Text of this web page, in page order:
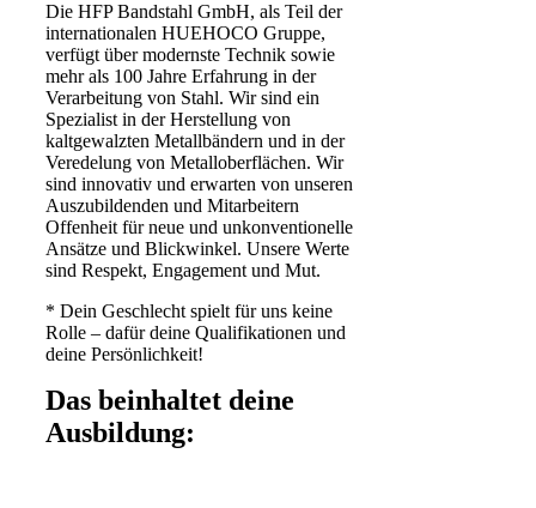
Die HFP Bandstahl GmbH, als Teil der
internationalen HUEHOCO Gruppe,
verfügt über modernste Technik sowie
mehr als 100 Jahre Erfahrung in der
Verarbeitung von Stahl. Wir sind ein
Spezialist in der Herstellung von
kaltgewalzten Metallbändern und in der
Veredelung von Metalloberflächen. Wir
sind innovativ und erwarten von unseren
Auszubildenden und Mitarbeitern
Offenheit für neue und unkonventionelle
Ansätze und Blickwinkel. Unsere Werte
sind Respekt, Engagement und Mut.
* Dein Geschlecht spielt für uns keine
Rolle – dafür deine Qualifikationen und
deine Persönlichkeit!
Das beinhaltet deine
Ausbildung: